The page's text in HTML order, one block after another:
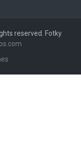
reserved. Fotky